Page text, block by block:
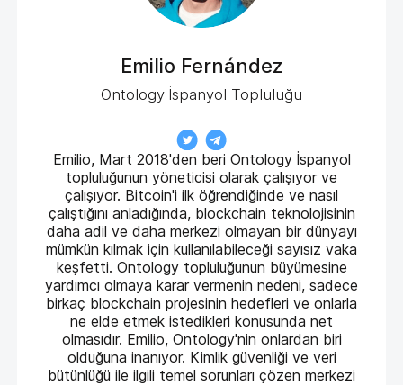
Emilio Fernández
Ontology İspanyol Topluluğu
Emilio, Mart 2018'den beri Ontology İspanyol
topluluğunun yöneticisi olarak çalışıyor ve
çalışıyor. Bitcoin'i ilk öğrendiğinde ve nasıl
çalıştığını anladığında, blockchain teknolojisinin
daha adil ve daha merkezi olmayan bir dünyayı
mümkün kılmak için kullanılabileceği sayısız vaka
keşfetti. Ontology topluluğunun büyümesine
yardımcı olmaya karar vermenin nedeni, sadece
birkaç blockchain projesinin hedefleri ve onlarla
ne elde etmek istedikleri konusunda net
olmasıdır. Emilio, Ontology'nin onlardan biri
olduğuna inanıyor. Kimlik güvenliği ve veri
bütünlüğü ile ilgili temel sorunları çözen merkezi